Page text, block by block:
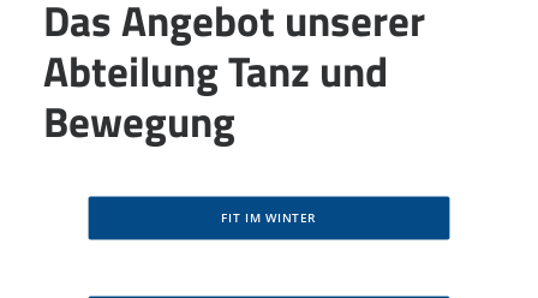
Das Angebot unserer
Abteilung Tanz und
Bewegung
FIT IM WINTER